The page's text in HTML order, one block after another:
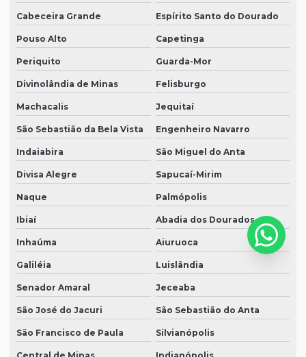
Cabeceira Grande Espírito Santo do Dourado
Pouso Alto Capetinga
Periquito Guarda-Mor
Divinolândia de Minas Felisburgo
Machacalis Jequitaí
São Sebastião da Bela Vista Engenheiro Navarro
Indaiabira São Miguel do Anta
Divisa Alegre Sapucaí-Mirim
Naque Palmópolis
Ibiaí Abadia dos Dourados
Inhaúma Aiuruoca
Galiléia Luislândia
Senador Amaral Jeceaba
São José do Jacuri São Sebastião do Anta
São Francisco de Paula Silvianópolis